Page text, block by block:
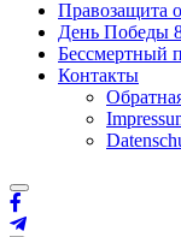
Правозащита
День Победы
Бессмертный
Контакты